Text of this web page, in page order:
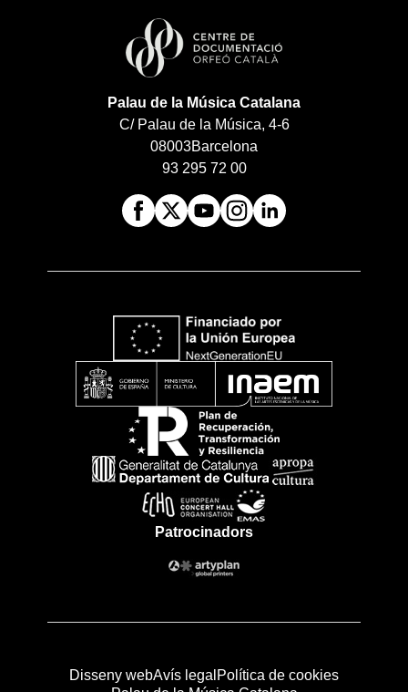
Palau de la Música Catalana
C/ Palau de la Música, 4-6
08003Barcelona
93 295 72 00
Patrocinadors
Disseny webAvís legal Política de cookies